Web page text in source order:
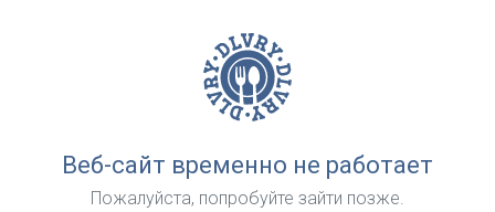
Веб-сайт временно не работает
Пожалуйста, попробуйте зайти позже.